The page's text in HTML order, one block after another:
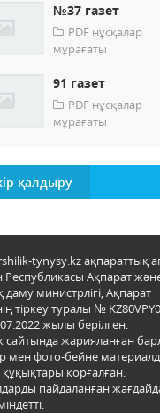
№37 газет
PDF нұсқалар
мұрағаты
91 газет
PDF нұсқалар
мұрағаты
қалдыру
tynysy.kz ақпараттық
Республикасы Ақпарат
министрлігі, Ақпарат
тіркеу туралы №
жылы берілген.
сайтында жарияланған
мен фото-бейне
қорғалған.
пайдаланған